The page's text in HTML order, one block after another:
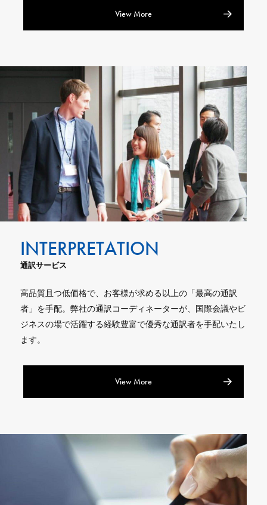
View More
通訳サービス
高品質且つ低価格で、お客様が求める以上の「最高の通訳
者」を手配。弊社の通訳コーディネーターが、国際会議やビ
ジネスの場で活躍する経験豊富で優秀な通訳者を手配いたし
ます。
View More